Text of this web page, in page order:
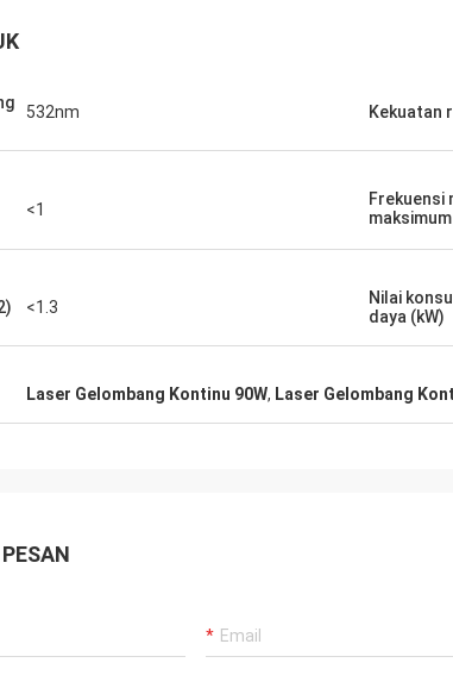
532nm Kekuatan
<1
Frekuensi
maksimum
<1.3
Nilai
daya (kW)
Laser Gelombang Kontinu 90W, Laser Gelombang